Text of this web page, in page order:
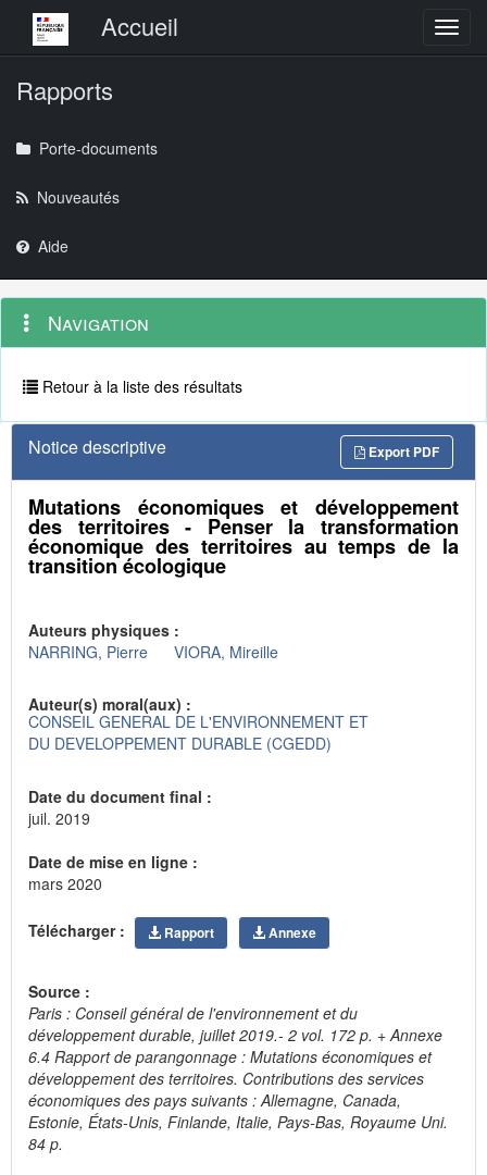
Menu principalAccueil
Rapports
Porte-documents
Nouveautés
Aide
Navigation
outils
Menu
contextuel
Navigation
Retour à la liste des résultats
Notice descriptive Export PDF
Mutations économiques et développement
des territoires - Penser la transformation
économique des territoires au temps de la
transition écologique
Auteurs physiques :
NARRING, Pierre
VIORA, Mireille
Auteur(s) moral(aux) :
CONSEIL GENERAL DE L'ENVIRONNEMENT ET
DU DEVELOPPEMENT DURABLE (CGEDD)
Date du document final :
juil. 2019
Date de mise en ligne :
mars 2020
Télécharger : Rapport Annexe
Source :
Paris : Conseil général de l'environnement et du
développement durable, juillet 2019.- 2 vol. 172 p. + Annexe
6.4 Rapport de parangonnage : Mutations économiques et
développement des territoires. Contributions des services
économiques des pays suivants : Allemagne, Canada,
Estonie, États-Unis, Finlande, Italie, Pays-Bas, Royaume Uni.
84 p.